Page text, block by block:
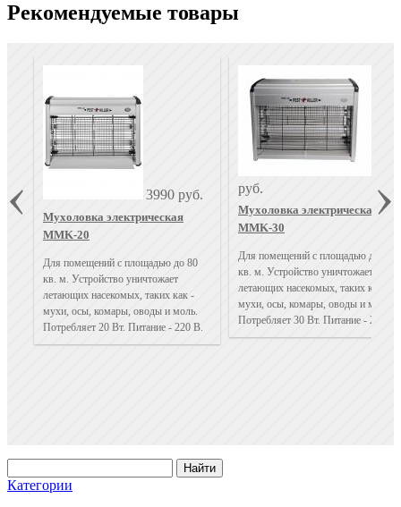
Рекомендуемые товары
3990 руб.
Мухоловка электрическая
MMK-20
Для помещений с площадью до 80
кв. м. Устройство уничтожает
летающих насекомых, таких как -
мухи, осы, комары, оводы и моль.
Потребляет 20 Вт. Питание - 220 В.
руб.
Мухоловка электрическая
MMK-30
Для помещений с площадью до 120
кв. м. Устройство уничтожает
летающих насекомых, таких как -
мухи, осы, комары, оводы и моль.
Потребляет 30 Вт. Питание - 220 В.
Категории